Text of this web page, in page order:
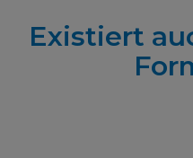
Existiert